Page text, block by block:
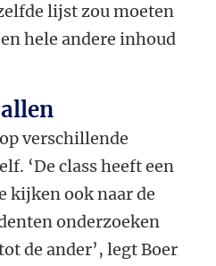
lijst zou moeten
hele andere inhoud
verschillende
‘De class heeft een
kijken ook naar de
onderzoeken
de ander’, legt Boer